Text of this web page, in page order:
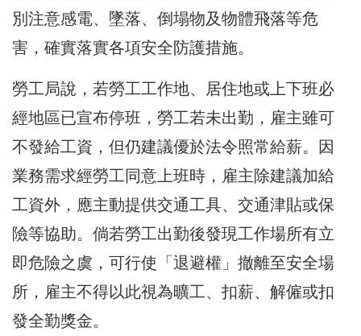
別注意感電、墜落、倒塌物及物體飛落等危
害，確實落實各項安全防護措施。
勞工局說，若勞工工作地、居住地或上下班必
經地區已宣布停班，勞工若未出勤，雇主雖可
不發給工資，但仍建議優於法令照常給薪。因
業務需求經勞工同意上班時，雇主除建議加給
工資外，應主動提供交通工具、交通津貼或保
險等協助。倘若勞工出勤後發現工作場所有立
即危險之虞，可行使「退避權」撤離至安全場
所，雇主不得以此視為曠工、扣薪、解僱或扣
發全勤獎金。